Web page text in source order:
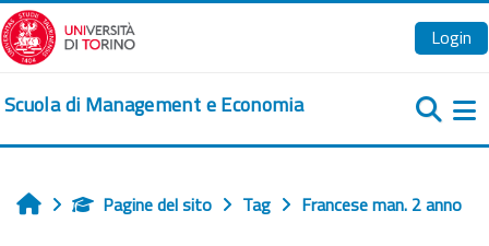
Vai al contenuto principale
Login
Scuola di Management e Economia
HomePagine del sito Tag Francese man. 2 anno